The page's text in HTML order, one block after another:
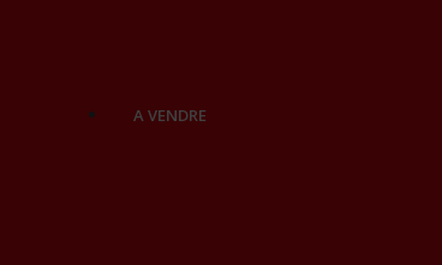
A VENDRE